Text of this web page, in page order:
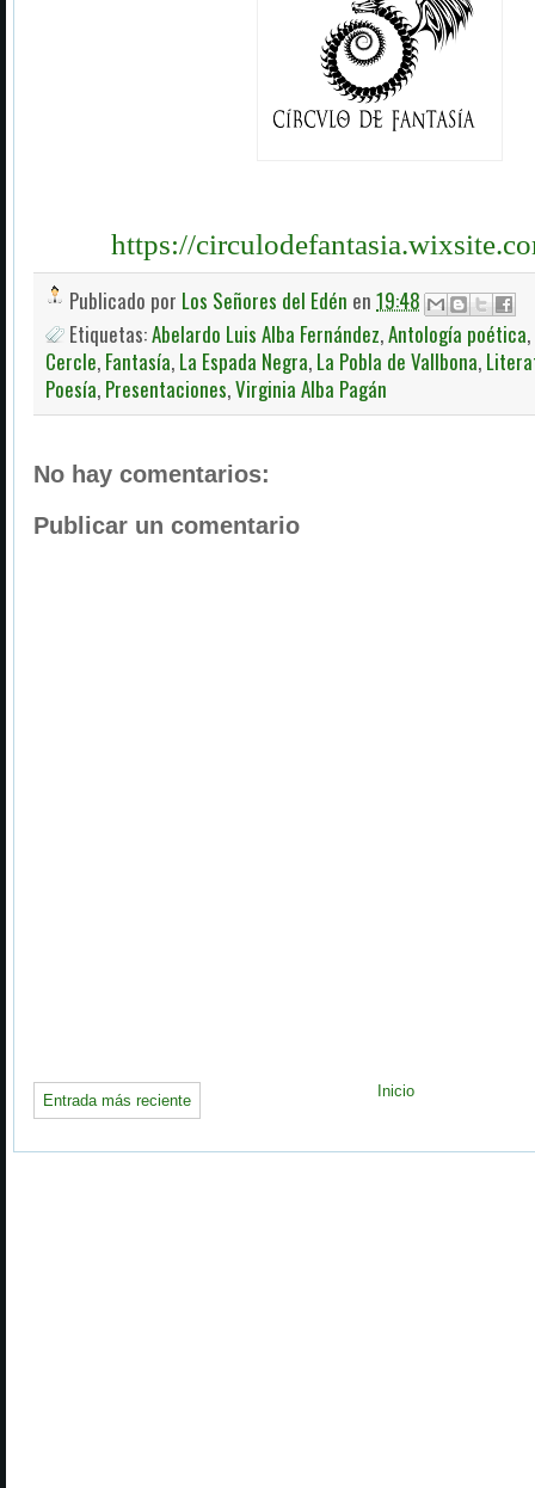
https://
Publicado por Los Señores del Edén en 19:48
Etiquetas:Abelardo Luis Alba Fernández,Antología poética,
Cercle, Fantasía, La Espada Negra, La Pobla de Vallbona,
Poesía, Presentaciones,Virginia Alba Pagán
No hay comentarios:
Publicar un comentario
Entrada más reciente
Inicio